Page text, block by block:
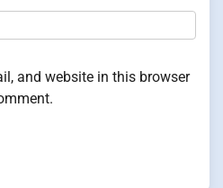
and website in this browser